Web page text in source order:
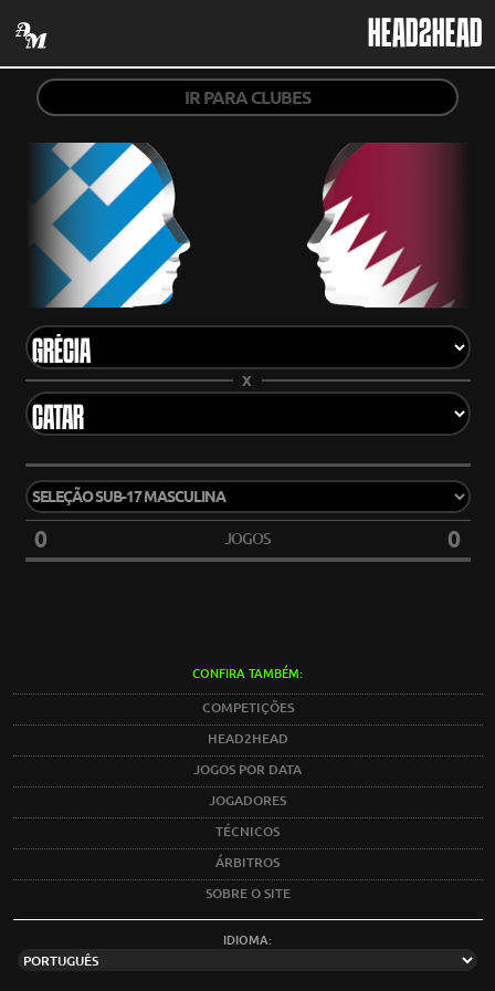
HEAD2HEAD
IR PARA CLUBES
X
0 JOGOS 0
CONFIRA TAMBÉM:
COMPETIÇÕES
HEAD2HEAD
JOGOS POR DATA
JOGADORES
TÉCNICOS
ÁRBITROS
SOBRE O SITE
IDIOMA: